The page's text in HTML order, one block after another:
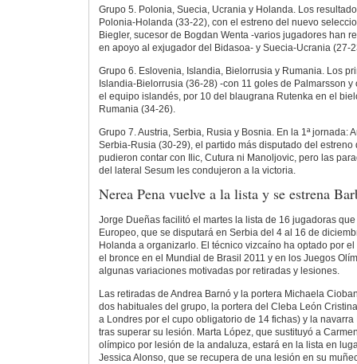
Grupo 5. Polonia, Suecia, Ucrania y Holanda. Los
Polonia-Holanda (33-22), con el estreno del nuevo
Biegler, sucesor de Bogdan Wenta -varios jugadores han
en apoyo al exjugador del Bidasoa- y Suecia-Ucrania (27-
Grupo 6. Eslovenia, Islandia, Bielorrusia y Rumania. Los
Islandia-Bielorrusia (36-28) -con 11 goles de Palmarsson
el equipo islandés, por 10 del blaugrana Rutenka en el
Rumania (34-26).
Grupo 7. Austria, Serbia, Rusia y Bosnia. En la 1ª jornada:
Serbia-Rusia (30-29), el partido más disputado del estreno
pudieron contar con Ilic, Cutura ni Manoljovic, pero las
del lateral Sesum les condujeron a la victoria.
Nerea Pena vuelve a la lista y se estrena
Jorge Dueñas facilitó el martes la lista de 16 jugadoras
Europeo, que se disputará en Serbia del 4 al 16 de
Holanda a organizarlo. El técnico vizcaíno ha optado por
el bronce en el Mundial de Brasil 2011 y en los Juegos
algunas variaciones motivadas por retiradas y lesiones.
Las retiradas de Andrea Barnó y la portera Michaela
dos habituales del grupo, la portera del Cleba León
a Londres por el cupo obligatorio de 14 fichas) y la
tras superar su lesión. Marta López, que sustituyó a
olímpico por lesión de la andaluza, estará en la lista en
Jessica Alonso, que se recupera de una lesión en su